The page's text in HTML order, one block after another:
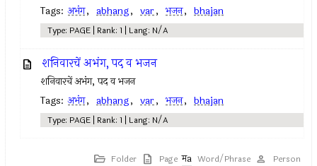
Tags: अभंग, abhang, var, भजन, bhajan
Type: PAGE | Rank: 1 | Lang: N/A
शनिवारचें अभंग, पद व भजन
शनिवारचें अभंग, पद व भजन
Tags: अभंग, abhang, var, भजन, bhajan
Type: PAGE | Rank: 1 | Lang: N/A
Folder Page Word/Phrase Person